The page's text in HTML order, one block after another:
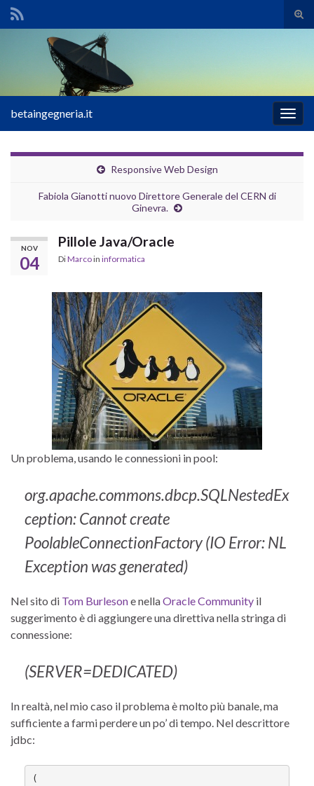
il
Search for:
la
betaingegneria.it
Responsive Web Design
Fabiola Gianotti nuovo Direttore Generale del CERN di
Ginevra.
NOV
04
Pillole Java/Oracle
DiMarcoin informatica
Un problema, usando le connessioni in pool:
org.apache.commons.dbcp.SQLNestedEx
ception: Cannot create
PoolableConnectionFactory (IO Error: NL
Exception was generated)
Nel sito di Tom Burlesone nellaOracle Community il
suggerimento è di aggiungere una direttiva nella stringa di
connessione:
(SERVER=DEDICATED)
In realtà, nel mio caso il problema è molto più banale, ma
sufficiente a farmi perdere un po’ di tempo. Nel descrittore
jdbc:
(